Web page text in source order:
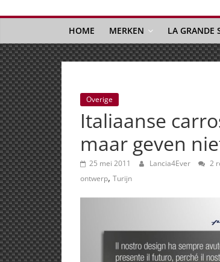
La
Gazetta
dell'Automobile
Italiana
|
Italiaans
autonieuws
&
lifestyle
HOME MERKEN LA GRANDE
Overige
Italiaanse
maar geven
25 mei 2011 Lancia4Ever 2
ontwerp, Turijn